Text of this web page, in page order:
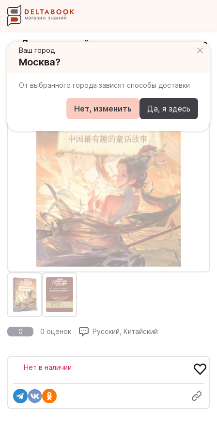
Ваш город
Москва?
От выбранного города зависят способы доставки
Нет, изменить Да, я здесь
Лучшие китайские сказки и истории о
любви с произношением
0 0 оценок Русский, Китайский
Нет в наличии